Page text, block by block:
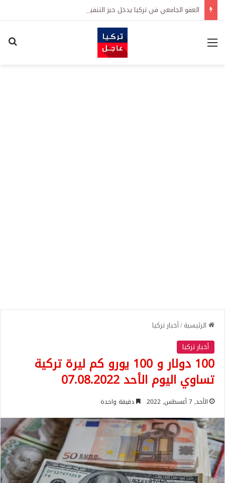
العفو الجامعي في تركيا يدخل حيز التنفيذ رسمياً
القائمة
الرئيسية/أخبار تركيا
أخبار تركيا
100 دولار و 100 يورو كم ليرة تركية
تساوي اليوم الأحد 07.08.2022
الأحد, 7 أغسطس, 2022 دقيقة واحدة